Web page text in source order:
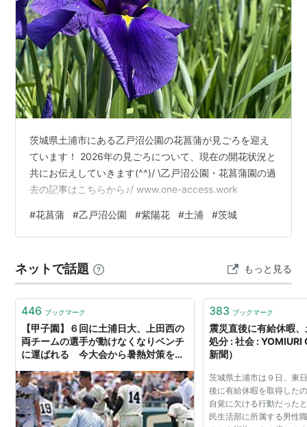
茨城県土浦市にある乙戸沼公園の花菖蒲が見ごろを迎え
ています！ 2026年の見ごろについて、現在の開花状況と
共にお伝えしていきます(^^)/ \乙戸沼公園・花菖蒲園の過
去の記事はこちらから♪/ www.one-access.work
#花菖蒲 #乙戸沼公園 #紫陽花 #土浦 #茨城
ネットで話題 もっと見る
446 ブックマーク
【甲子園】６回に土浦日大、上田西の
両チームの選手が動けなくなりベンチ
に運ばれる 今大会から暑熱対策を実
383 ブックマーク
震災直後に有給休暇
処分 : 社会 : YOMIURI
新聞）
茨城県土浦市は９日、東
後に有給休暇を取得した
自覚に欠ける行動だった
民生活部に所属する男性